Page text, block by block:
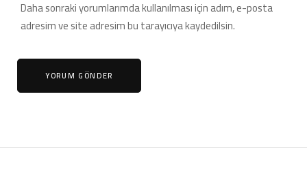
Daha sonraki yorumlarımda kullanılması için adım, e-posta
adresim ve site adresim bu tarayıcıya kaydedilsin.